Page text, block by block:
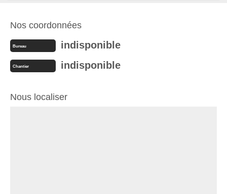
Nos coordonnées
Bureau indisponible
Chantier indisponible
Nous localiser